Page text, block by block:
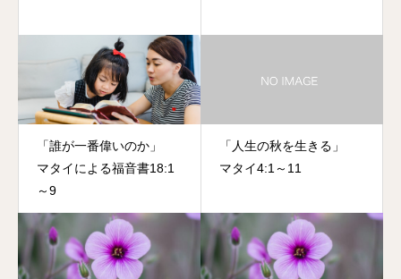
「誰が一番偉いのか」
マタイによる福音書18:1
～9
「人生の秋を生きる」
マタイ4:1～11